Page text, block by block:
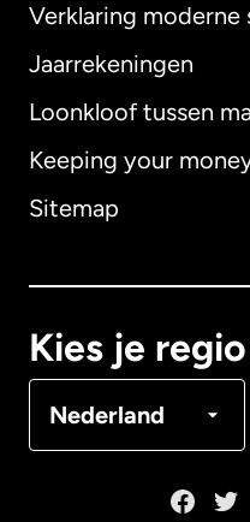
Verklaring moderne
Jaarrekeningen
Loonkloof tussen
Keeping your
Sitemap
Kies je regio
Nederland
Australië